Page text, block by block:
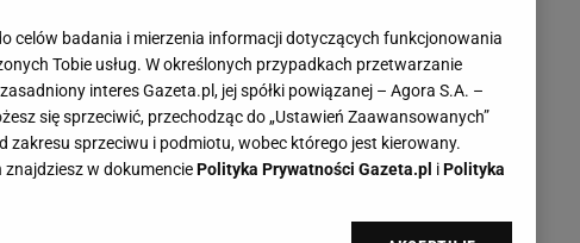
celów badania i mierzenia informacji dotyczących funkcjonowania
Tobie usług. W określonych przypadkach przetwarzanie
interes Gazeta.pl, jej spółki powiązanej – Agora S.A. –
się sprzeciwić, przechodząc do „Ustawień Zaawansowanych”
sprzeciwu i podmiotu, wobec którego jest kierowany.
w dokumenciePolityka Prywatności Gazeta.pl iPolityka